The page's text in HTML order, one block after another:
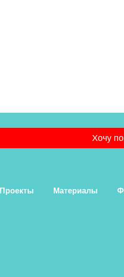
Хочу
Проекты Материалы